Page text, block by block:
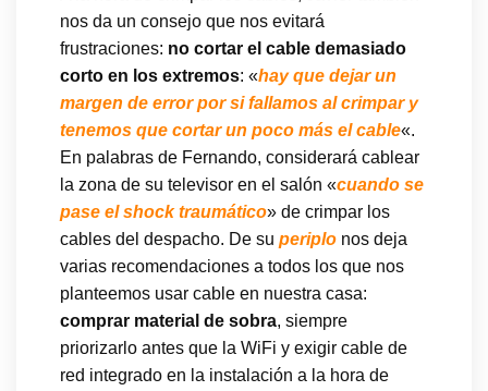
nos da un consejo que nos evitará
frustraciones: no cortar el cable demasiado
corto en los extremos: «hay que dejar un
margen de error por si fallamos al crimpar y
tenemos que cortar un poco más el cable«.
En palabras de Fernando, considerará cablear
la zona de su televisor en el salón «cuando se
pase el shock traumático» de crimpar los
cables del despacho. De su periplo nos deja
varias recomendaciones a todos los que nos
planteemos usar cable en nuestra casa:
comprar material de sobra, siempre
priorizarlo antes que la WiFi y exigir cable de
red integrado en la instalación a la hora de